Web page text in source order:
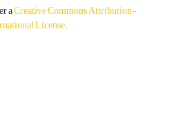
aCreative Commons Attribution-
License.